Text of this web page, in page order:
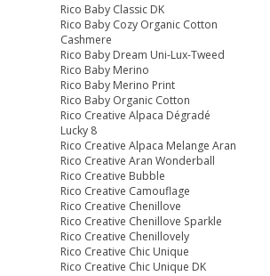
Rico Baby Classic DK
Rico Baby Cozy Organic Cotton
Cashmere
Rico Baby Dream Uni-Lux-Tweed
Rico Baby Merino
Rico Baby Merino Print
Rico Baby Organic Cotton
Rico Creative Alpaca Dégradé
Lucky 8
Rico Creative Alpaca Melange Aran
Rico Creative Aran Wonderball
Rico Creative Bubble
Rico Creative Camouflage
Rico Creative Chenillove
Rico Creative Chenillove Sparkle
Rico Creative Chenillovely
Rico Creative Chic Unique
Rico Creative Chic Unique DK